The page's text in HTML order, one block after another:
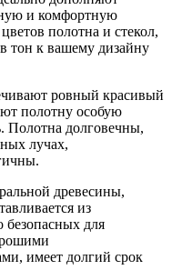
и комфортную
полотна и стекол,
тон к вашему дизайну
ровный красивый
полотну особую
Полотна долговечны,
лучах,
древесины,
из
безопасных для
имеет долгий срок